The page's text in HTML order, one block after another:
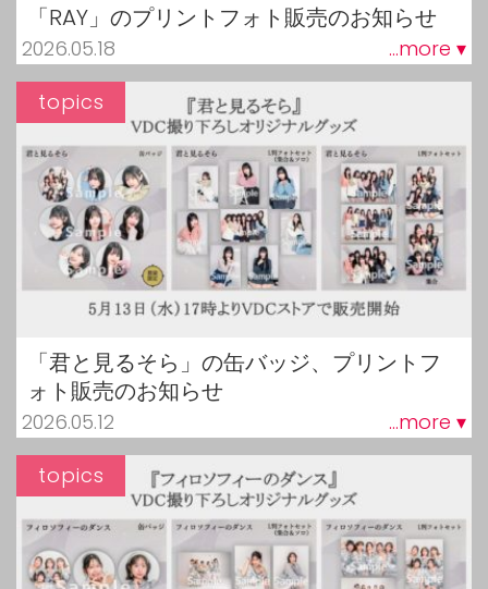
「RAY」のプリントフォト販売のお知らせ
2026.05.18 ...more ▾
「君と見るそら」の缶バッジ、プリントフ
ォト販売のお知らせ
2026.05.12 ...more ▾
topics
topics